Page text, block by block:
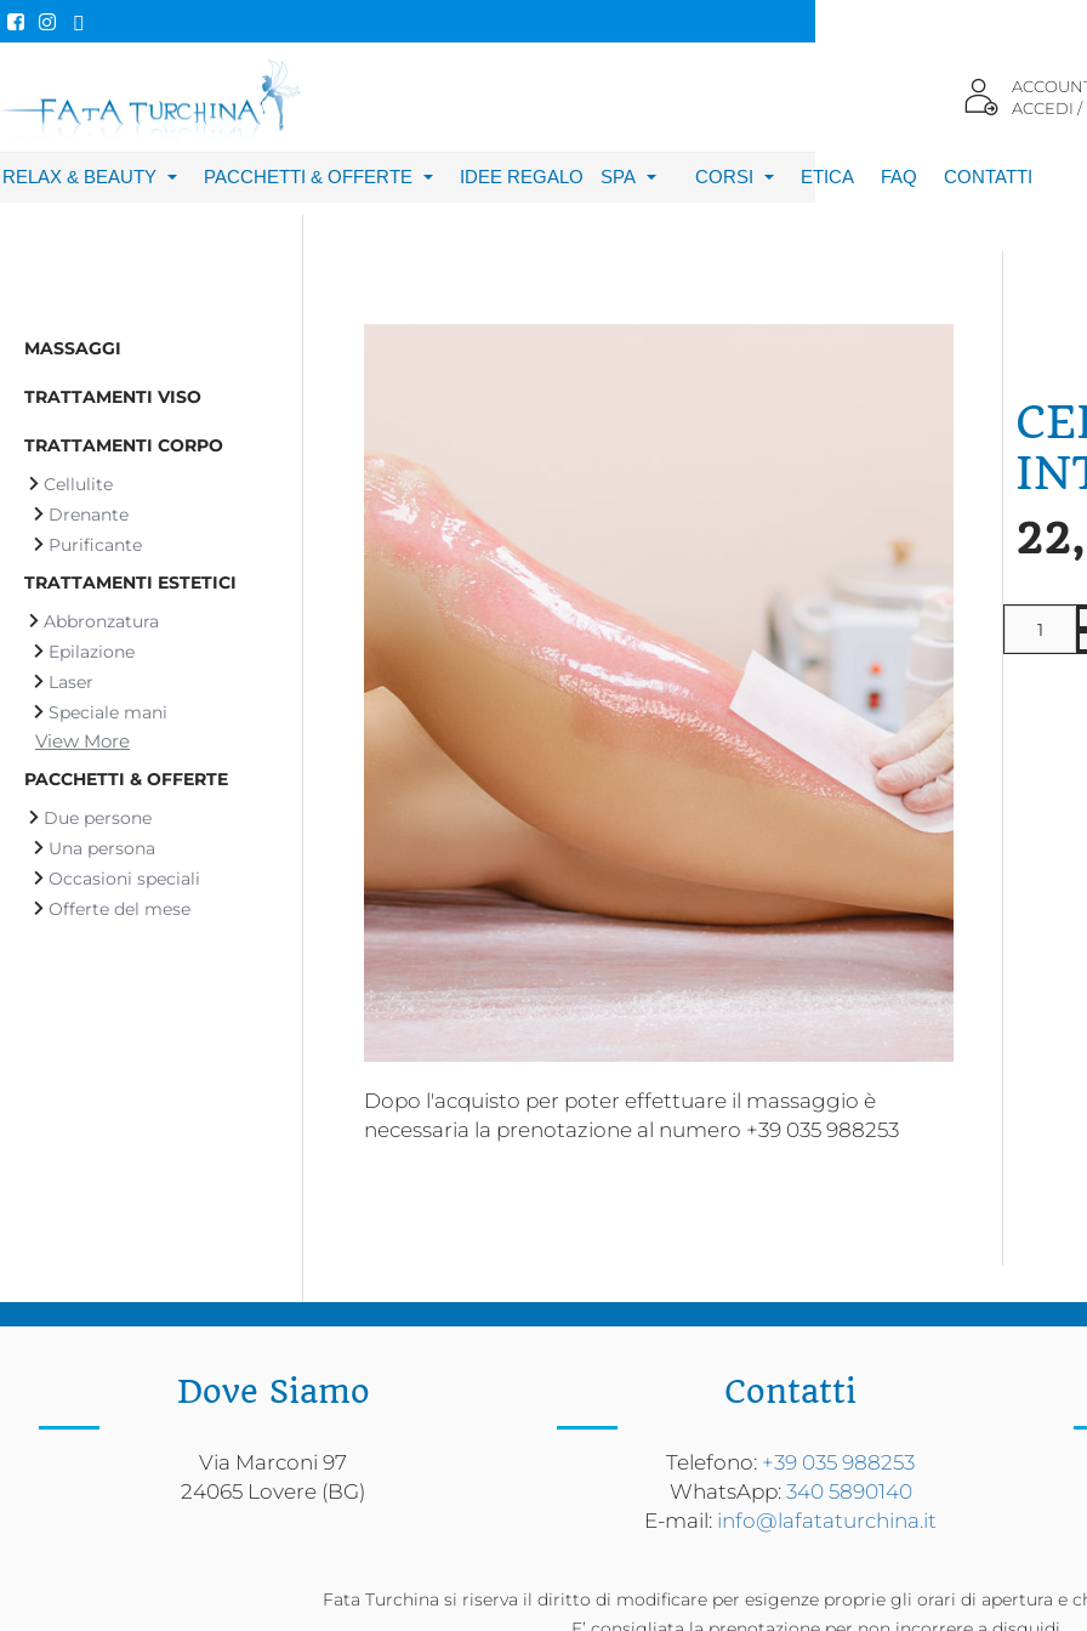
ACCEDI /
RELAX & BEAUTY PACCHETTI & OFFERTE IDEE REGALO SPA CORSI ETICA FAQ CONTATTI
MASSAGGI
TRATTAMENTI VISO
TRATTAMENTI CORPO
Cellulite
Drenante
Purificante
TRATTAMENTI ESTETICI
Abbronzatura
Epilazione
Laser
Speciale mani
View More
PACCHETTI & OFFERTE
Due persone
Una persona
Occasioni speciali
Offerte del mese
Dopo l'acquisto per poter effettuare il massaggio è
necessaria la prenotazione al numero +39 035 988253
Dove Siamo
Via Marconi 97
24065 Lovere (BG)
Contatti
Telefono: +39 035 988253
WhatsApp: 340 5890140
E-mail: info@lafataturchina.it
Fata Turchina si riserva il diritto di modificare per esigenze proprie gli orari di apertura e